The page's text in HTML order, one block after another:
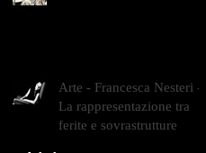
Arte - Francesca Nesteri -
La rappresentazione tra
ferite e sovrastrutture